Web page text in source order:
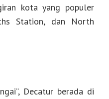
kota yang populer
Station, dan North
Decatur berada di